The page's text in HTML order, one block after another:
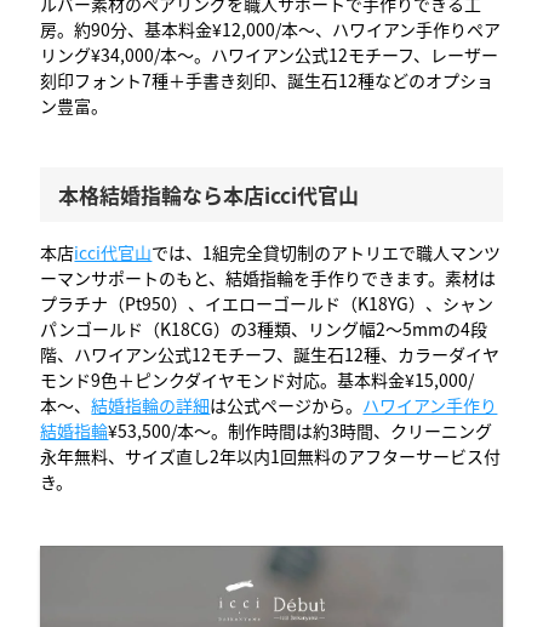
房。約90分、基本料金¥12,000/本〜、ハワイアン手作りペア
リング¥34,000/本〜。ハワイアン公式12モチーフ、レーザー
刻印フォント7種＋手書き刻印、誕生石12種などのオプショ
ン豊富。
本格結婚指輪なら本店icci代官山
本店icci代官山では、1組完全貸切制のアトリエで職人マンツ
ーマンサポートのもと、結婚指輪を手作りできます。素材は
プラチナ（Pt950）、イエローゴールド（K18YG）、シャン
パンゴールド（K18CG）の3種類、リング幅2〜5mmの4段
階、ハワイアン公式12モチーフ、誕生石12種、カラーダイヤ
モンド9色＋ピンクダイヤモンド対応。基本料金¥15,000/
本〜、結婚指輪の詳細は公式ページから。 ハワイアン手作り
結婚指輪¥53,500/本〜。制作時間は約3時間、クリーニング
永年無料、サイズ直し2年以内1回無料のアフターサービス付
き。